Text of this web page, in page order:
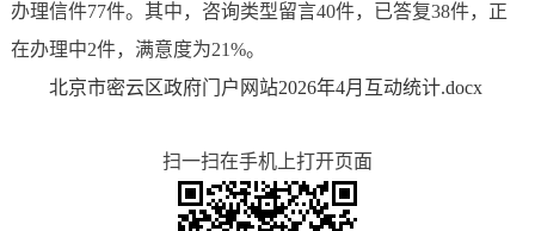
办理信件77件。其中，咨询类型留言40件，已答复38件，正
在办理中2件，满意度为21%。
北京市密云区政府门户网站2026年4月互动统计.docx
扫一扫在手机上打开页面